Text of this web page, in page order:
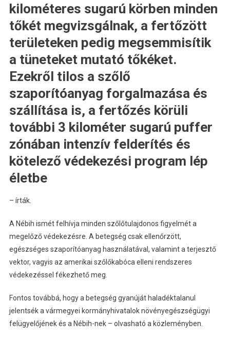
kilométeres sugarú körben minden
tőkét megvizsgálnak, a fertőzött
területeken pedig megsemmisítik
a tüneteket mutató tőkéket.
Ezekről tilos a szőlő
szaporítóanyag forgalmazása és
szállítása is, a fertőzés körüli
további 3 kilométer sugarú puffer
zónában intenzív felderítés és
kötelező védekezési program lép
életbe
– írták.
A Nébih ismét felhívja minden szőlőtulajdonos figyelmét a
megelőző védekezésre. A betegség csak ellenőrzött,
egészséges szaporítóanyag használatával, valamint a terjesztő
vektor, vagyis az amerikai szőlőkabóca elleni rendszeres
védekezéssel fékezhető meg.
Fontos továbbá, hogy a betegség gyanúját haladéktalanul
jelentsék a vármegyei kormányhivatalok növényegészségügyi
felügyelőjének és a Nébih-nek – olvasható a közleményben.